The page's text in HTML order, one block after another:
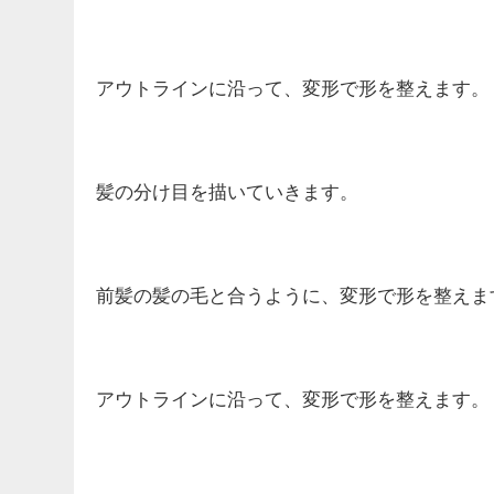
アウトラインに沿って、変形で形を整えます。
髪の分け目を描いていきます。
前髪の髪の毛と合うように、変形で形を整えま
アウトラインに沿って、変形で形を整えます。